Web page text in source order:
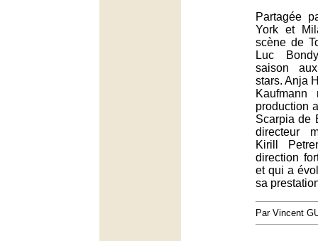
Partagée
York et
scène de
Luc
saison
stars. Anja
Kaufmann
production
Scarpia de
directeur
Kirill
direction
et qui a
sa
Par Vincent